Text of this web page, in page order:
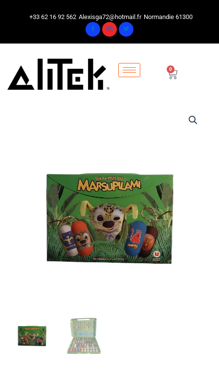
+33 62 16 92 562 Alexisga72@hotmail.fr Normandie 61300
0
Cart